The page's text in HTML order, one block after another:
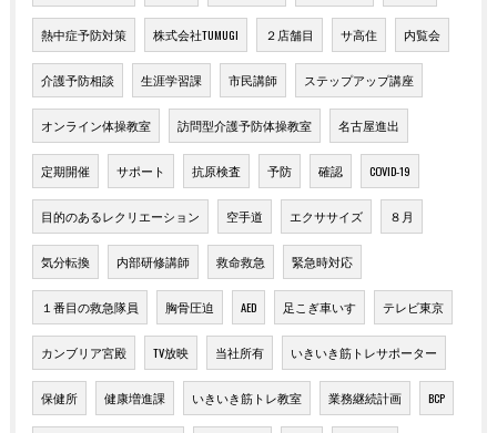
熱中症予防対策 株式会社TUMUGI ２店舗目 サ高住 内覧会
介護予防相談 生涯学習課 市民講師 ステップアップ講座
オンライン体操教室 訪問型介護予防体操教室 名古屋進出
定期開催 サポート 抗原検査 予防 確認 COVID-19
目的のあるレクリエーション 空手道 エクササイズ ８月
気分転換 内部研修講師 救命救急 緊急時対応
１番目の救急隊員 胸骨圧迫 AED 足こぎ車いす テレビ東京
カンブリア宮殿 TV放映 当社所有 いきいき筋トレサポーター
保健所 健康増進課 いきいき筋トレ教室 業務継続計画 BCP